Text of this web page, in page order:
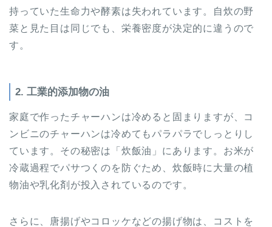
持っていた生命力や酵素は失われています。自炊の野
菜と見た目は同じでも、栄養密度が決定的に違うので
す。
2. 工業的添加物の油
家庭で作ったチャーハンは冷めると固まりますが、コ
ンビニのチャーハンは冷めてもパラパラでしっとりし
ています。その秘密は「炊飯油」にあります。お米が
冷蔵過程でパサつくのを防ぐため、炊飯時に大量の植
物油や乳化剤が投入されているのです。
さらに、唐揚げやコロッケなどの揚げ物は、コストを